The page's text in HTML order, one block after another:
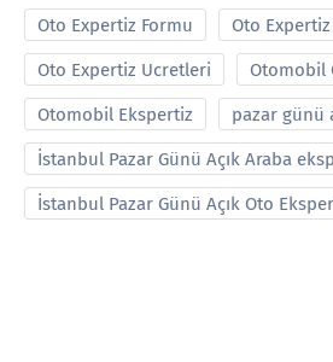
Oto Expertiz Formu Oto
Oto Expertiz Ucretleri Otomobil
Otomobil Ekspertiz pazar günü
İstanbul Pazar Günü Açık Araba
İstanbul Pazar Günü Açık Oto